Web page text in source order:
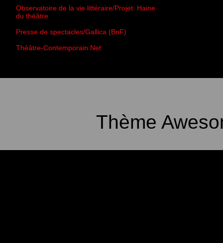
Observatoire de la vie littéraire/Projet: Haine
du théâtre
Presse de spectacles/Gallica (BnF)
Théâtre-Contemporain.Net
Thème